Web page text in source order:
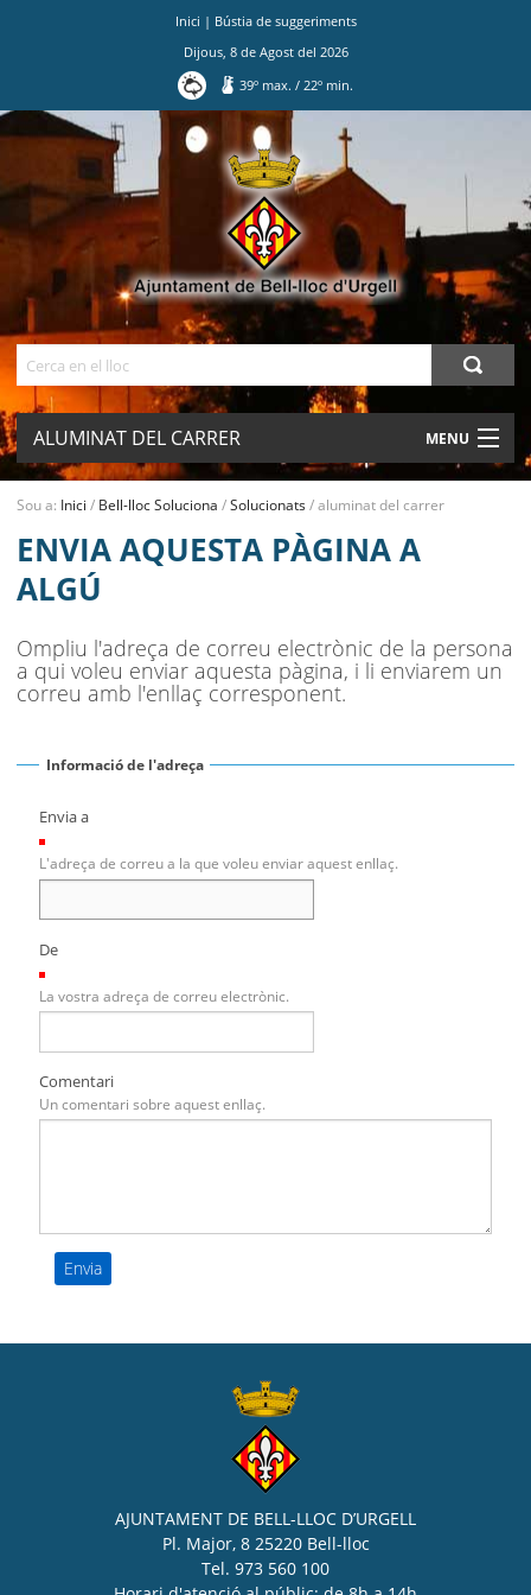
Inici | Bústia de suggeriments
Dijous, 8de Agostdel 2026
39º max./ 22º min.
ALUMINAT DEL CARRER MENU
MUNICIPI
SEU ELECTRÒNICA
BELL-LLOC SOLUCIONA
Sou a: Inici / Bell-lloc Soluciona /Solucionats/aluminat del carrer
ENVIA AQUESTA PÀGINA A
ALGÚ
Ompliu l'adreça de correu electrònic de la persona
a qui voleu enviar aquesta pàgina, i li enviarem un
correu amb l'enllaç corresponent.
Informació de l'adreça
Envia a
L'adreça de correu a la que voleu enviar aquest enllaç.
De
La vostra adreça de correu electrònic.
Comentari
Un comentari sobre aquest enllaç.
AJUNTAMENT DE BELL-LLOC D’URGELL
Pl. Major, 8 25220 Bell-lloc
Tel. 973 560 100